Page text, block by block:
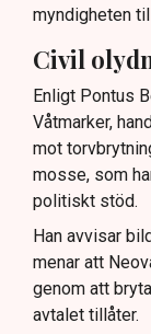
myndigheten
Civil
Enligt Pontus
Våtmarker,
mot
mosse, som
politiskt stöd.
Han avvisar
menar att
genom att
avtalet tillåter.